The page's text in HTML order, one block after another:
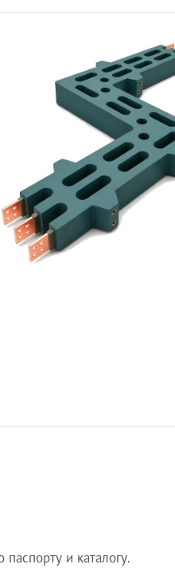
и каталогу.